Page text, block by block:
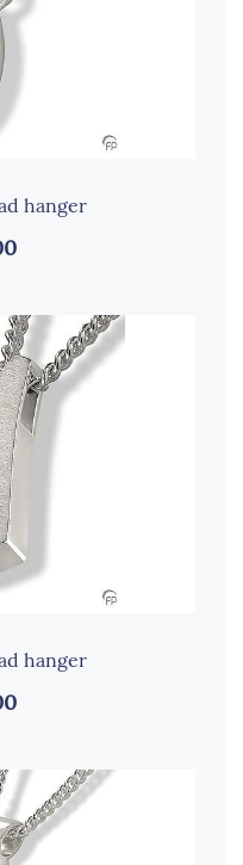
hanger
hanger